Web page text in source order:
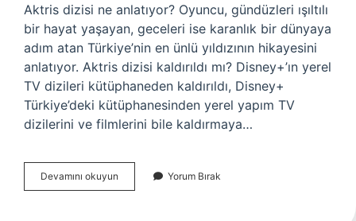
Aktris dizisi ne anlatıyor? Oyuncu, gündüzleri ışıltılı
bir hayat yaşayan, geceleri ise karanlık bir dünyaya
adım atan Türkiye’nin en ünlü yıldızının hikayesini
anlatıyor. Aktris dizisi kaldırıldı mı? Disney+’ın yerel
TV dizileri kütüphaneden kaldırıldı, Disney+
Türkiye’deki kütüphanesinden yerel yapım TV
dizilerini ve filmlerini bile kaldırmaya…
Devamını okuyun
Ne
Yorum Bırak